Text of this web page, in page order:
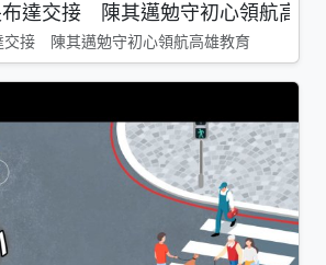
布達交接 陳其邁勉守初心領航高雄
交接 陳其邁勉守初心領航高雄教育